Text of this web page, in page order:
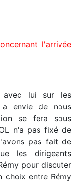
l'arrivée
avec lui sur les
a envie de nous
se fera sous
n'a pas fixé de
pas fait de
les dirigeants
pour discuter
choix entre Rémy